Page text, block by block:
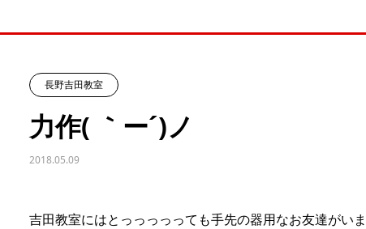
長野吉田教室
力作( ｀ー´)ノ
2018.05.09
吉田教室にはとっっっっっても手先の器用なお友達がい